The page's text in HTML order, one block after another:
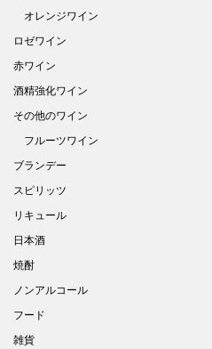
オレンジワイン
ロゼワイン
赤ワイン
酒精強化ワイン
その他のワイン
フルーツワイン
ブランデー
スピリッツ
リキュール
日本酒
焼酎
ノンアルコール
フード
雑貨